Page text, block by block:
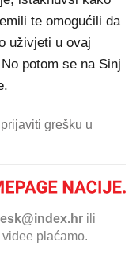
te omogućili da
uživjeti u ovaj
potom se na Sinj
grešku u
ili
plaćamo.